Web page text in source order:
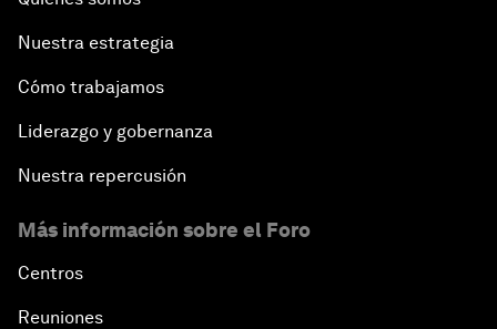
Nuestra estrategia
Cómo trabajamos
Liderazgo y gobernanza
Nuestra repercusión
Más información sobre el Foro
Centros
Reuniones